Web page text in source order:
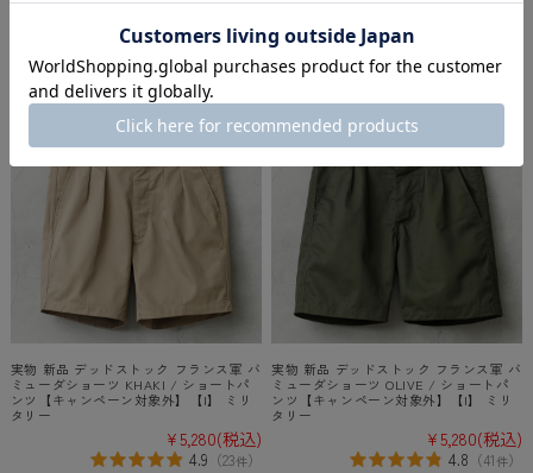
実物 新品 デッドストック フランス軍 バ
ミューダショーツ KHAKI / ショートパ
ンツ【キャンペーン対象外】【I】 ミリ
タリー
¥5,280(税込)
4.9 （23件）
実物 新品 デッドストック フランス軍 バ
ミューダショーツ OLIVE / ショートパ
ンツ【キャンペーン対象外】【I】 ミリ
タリー
¥5,280(税込)
4.8 （41件）